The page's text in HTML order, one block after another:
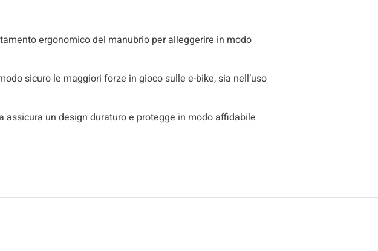
ergonomico del manubrio per alleggerire in modo
sicuro le maggiori forze in gioco sulle e-bike, sia nell’uso
assicura un design duraturo e protegge in modo affidabile